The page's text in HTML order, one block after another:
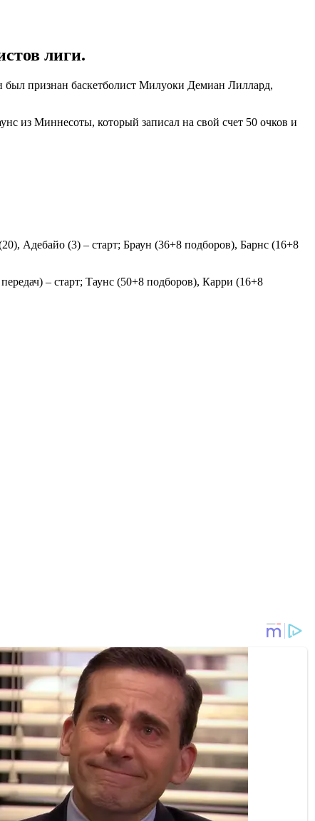
лиги.
был признан баскетболист Милуоки Демиан Лиллард,
из Миннесоты, который записал на свой счет 50 очков и
Адебайо (3) – старт; Браун (36+8 подборов), Барнс (16+8
– старт; Таунс (50+8 подборов), Карри (16+8